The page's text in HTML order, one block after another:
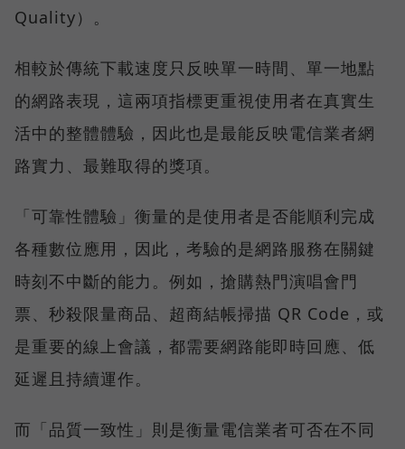
Quality）。
相較於傳統下載速度只反映單一時間、單一地點
的網路表現，這兩項指標更重視使用者在真實生
活中的整體體驗，因此也是最能反映電信業者網
路實力、最難取得的獎項。
「可靠性體驗」衡量的是使用者是否能順利完成
各種數位應用，因此，考驗的是網路服務在關鍵
時刻不中斷的能力。例如，搶購熱門演唱會門
票、秒殺限量商品、超商結帳掃描 QR Code，或
是重要的線上會議，都需要網路能即時回應、低
延遲且持續運作。
而「品質一致性」則是衡量電信業者可否在不同